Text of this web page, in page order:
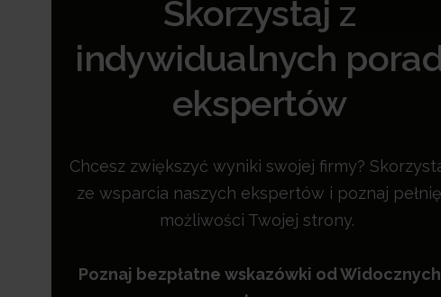
Skorzystaj z
indywidualnych
ekspertów
Chcesz zwiększyć wyniki swojej firmy?
ze wsparcia naszych ekspertów i poznaj pełnię
możliwości Twojej strony.
Poznaj bezpłatne wskazówki od Widocznych